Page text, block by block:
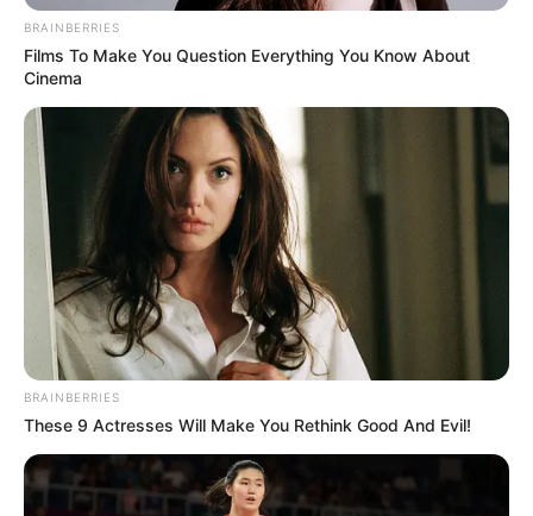
BRAINBERRIES
Films To Make You Question Everything You Know About
Cinema
BRAINBERRIES
These 9 Actresses Will Make You Rethink Good And Evil!